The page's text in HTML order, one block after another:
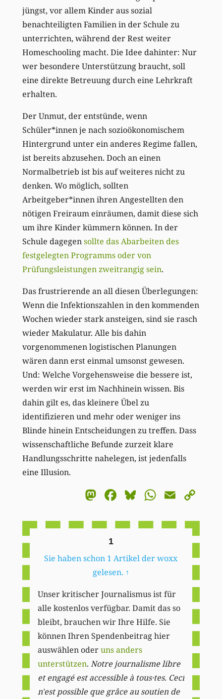
jüngst, vor allem Kinder aus sozial
benachteiligten Familien in der Schule zu
unterrichten, während der Rest weiter
Homeschooling macht. Die Idee dahinter: Nur
wer besondere Unterstützung braucht, soll
eine direkte Betreuung durch eine Lehrkraft
erhalten.
Der Unmut, der entstünde, wenn
Schüler*innen je nach sozioökonomischem
Hintergrund unter ein anderes Regime fallen,
ist bereits abzusehen. Doch an einen
Normalbetrieb ist bis auf weiteres nicht zu
denken. Wo möglich, sollten
Arbeitgeber*innen ihren Angestellten den
nötigen Freiraum einräumen, damit diese sich
um ihre Kinder kümmern können. In der
Schule dagegensollte das Abarbeiten des
festgelegten Programms oder von
Prüfungsleistungen zweitrangig sein.
Das frustrierende an all diesen Überlegungen:
Wenn die Infektionszahlen in den kommenden
Wochen wieder stark ansteigen, sind sie rasch
wieder Makulatur. Alle bis dahin
vorgenommenen logistischen Planungen
wären dann erst einmal umsonst gewesen.
Und: Welche Vorgehensweise die bessere ist,
werden wir erst im Nachhinein wissen. Bis
dahin gilt es, das kleinere Übel zu
identifizieren und mehr oder weniger ins
Blinde hinein Entscheidungen zu treffen. Dass
wissenschaftliche Befunde zurzeit klare
Handlungsschritte nahelegen, ist jedenfalls
eine Illusion.
Mastodon
Facebook
BlueskyEmail
1
Sie haben schon 1 Artikel der woxx
gelesen. ↑
Unser kritischer Journalismus ist für
alle kostenlos verfügbar. Damit das so
bleibt, brauchen wir Ihre Hilfe. Sie
können Ihren Spendenbeitrag hier
auswählen oderuns anders
unterstützen. Notre journalisme libre
et engagé est accessible à tous·tes. Ceci
n'est possible que grâce au soutien de